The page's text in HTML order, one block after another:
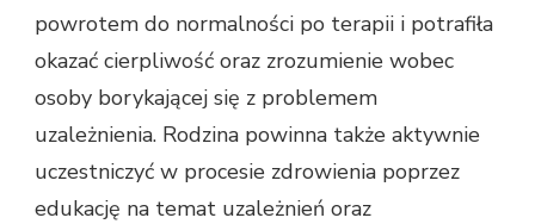
powrotem do normalności po terapii i potrafiła
okazać cierpliwość oraz zrozumienie wobec
osoby borykającej się z problemem
uzależnienia. Rodzina powinna także aktywnie
uczestniczyć w procesie zdrowienia poprzez
edukację na temat uzależnień oraz